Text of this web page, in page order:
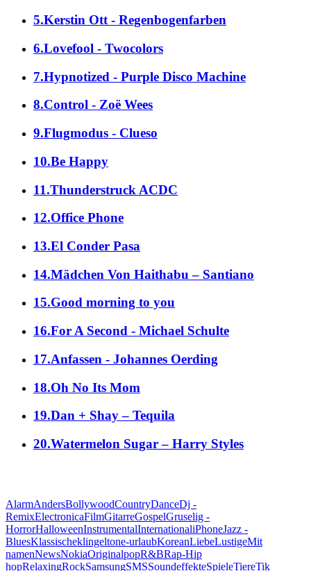
5.Kerstin Ott - Regenbogenfarben
6.Lovefool - Twocolors
7.Hypnotized - Purple Disco Machine
8.Control - Zoë Wees
9.Flugmodus - Clueso
10.Be Happy
11.Thunderstruck ACDC
12.Office Phone
13.El Conder Pasa
14.Mädchen Von Haithabu – Santiano
15.Good morning to you
16.For A Second - Michael Schulte
17.Anfassen - Johannes Oerding
18.Oh No Its Mom
19.Dan + Shay – Tequila
20.Watermelon Sugar – Harry Styles
AlarmAndersBollywoodCountryDanceDj -
RemixElectronicaFilmGitarreGospelGruselig -
HorrorHalloweenInstrumentalInternationaliPhoneJazz -
BluesKlassischeklingeltone-urlaubKoreanLiebeLustigeMit
namenNewsNokiaOriginalpopR&BRap-Hip
hopRelaxingRockSamsungSMSSoundeffekteSpieleTiereTik